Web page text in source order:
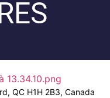
QC H1H 2B3, Canada